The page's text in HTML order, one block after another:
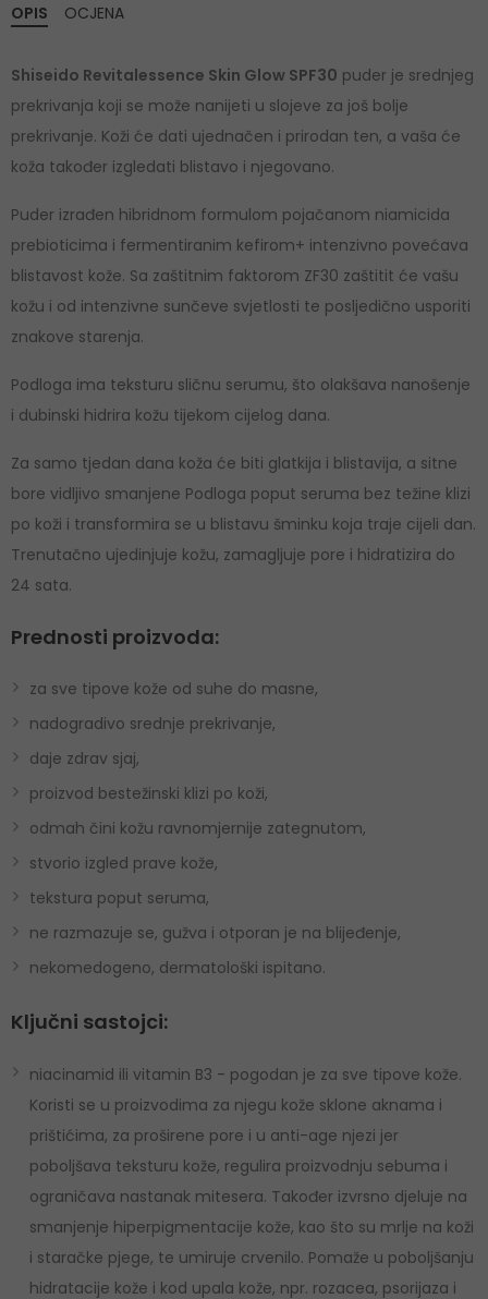
OPIS
Shiseido Revitalessence Skin Glow SPF30 puder je srednjeg
prekrivanja koji se može nanijeti u slojeve za još bolje
prekrivanje. Koži će dati ujednačen i prirodan ten, a vaša će
koža također izgledati blistavo i njegovano.
Puder izrađen hibridnom formulom pojačanom niamicida
prebioticima i fermentiranim kefirom+ intenzivno povećava
blistavost kože. Sa zaštitnim faktorom ZF30 zaštitit će vašu
kožu i od intenzivne sunčeve svjetlosti te posljedično usporiti
znakove starenja.
Podloga ima teksturu sličnu serumu, što olakšava nanošenje
i dubinski hidrira kožu tijekom cijelog dana.
Za samo tjedan dana koža će biti glatkija i blistavija, a sitne
bore vidljivo smanjene Podloga poput seruma bez težine klizi
po koži i transformira se u blistavu šminku koja traje cijeli dan.
Trenutačno ujedinjuje kožu, zamagljuje pore i hidratizira do
24 sata.
Prednosti proizvoda:
za sve tipove kože od suhe do masne,
nadogradivo srednje prekrivanje,
daje zdrav sjaj,
proizvod bestežinski klizi po koži,
odmah čini kožu ravnomjernije zategnutom,
stvorio izgled prave kože,
tekstura poput seruma,
ne razmazuje se, gužva i otporan je na blijeđenje,
nekomedogeno, dermatološki ispitano.
Ključni sastojci:
niacinamid ili vitamin B3 - pogodan je za sve tipove kože.
Koristi se u proizvodima za njegu kože sklone aknama i
prištićima, za proširene pore i u anti-age njezi jer
poboljšava teksturu kože, regulira proizvodnju sebuma i
ograničava nastanak mitesera. Također izvrsno djeluje na
smanjenje hiperpigmentacije kože, kao što su mrlje na koži
i staračke pjege, te umiruje crvenilo. Pomaže u poboljšanju
hidratacije kože i kod upala kože, npr. rozacea, psorijaza i
OCJENA